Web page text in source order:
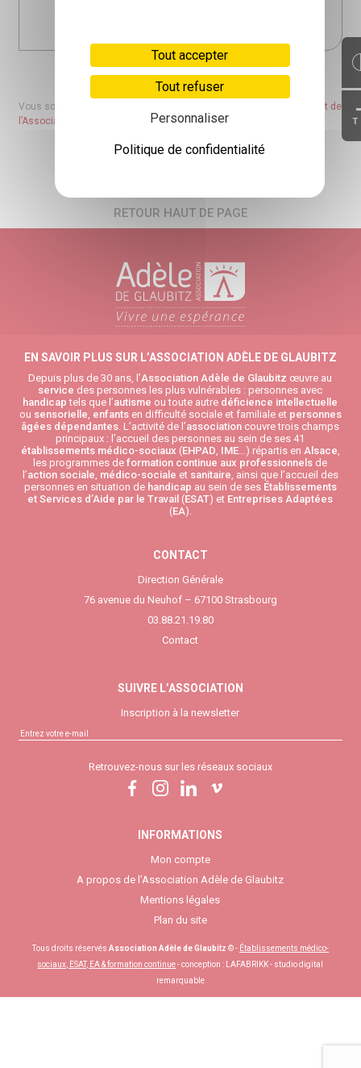
Tout accepter
Tout refuser
Personnaliser
Politique de confidentialité
T
Vous souhaitez devenir bénévole ? Découvrez la
charte du Bénévolat de
l’Association Adèle de Glaubitz
RETOUR HAUT DE PAGE
EN SAVOIR PLUS SUR L’ASSOCIATION ADÈLE DE GLAUBITZ
Depuis plus de 30 ans, l’Association Adèle de Glaubitz œuvre au
service des personnes les plus vulnérables : personnes avec
handicap tels que l’autisme ou toute autre déficience intellectuelle
ou sensorielle, enfants en difficulté sociale et familiale et personnes
âgées dépendantes. L’activité de l’association couvre trois champs
principaux : l’accueil des personnes au sein de ses 41
établissements médico-sociaux (EHPAD, IME…) répartis en Alsace,
les programmes deformation continue aux professionnels de
l’action sociale, médico-sociale et sanitaire, ainsi que l’accueil des
personnes en situation de handicap au sein de ses Établissements
et Services d’Aide par le Travail (ESAT) et Entreprises Adaptées
(EA).
CONTACT
Direction Générale
76 avenue du Neuhof – 67100 Strasbourg
03.88.21.19.80
Contact
SUIVRE L’ASSOCIATION
Inscription à la newsletter
Retrouvez-nous sur les réseaux sociaux
INFORMATIONS
Mon compte
A propos de l’Association Adèle de Glaubitz
Mentions légales
Plan du site
Tous droits réservés Association Adèle de Glaubitz © - Établissements médico-
sociaux, ESAT, EA & formation continue- conception :
LAFABRIKK - studio digital
remarquable